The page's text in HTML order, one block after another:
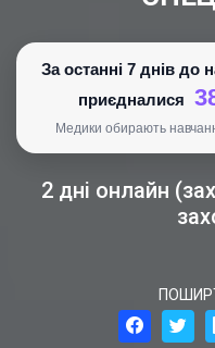
За останні 7 днів до
приєдналися
Медики обирають
2 дні онлайн